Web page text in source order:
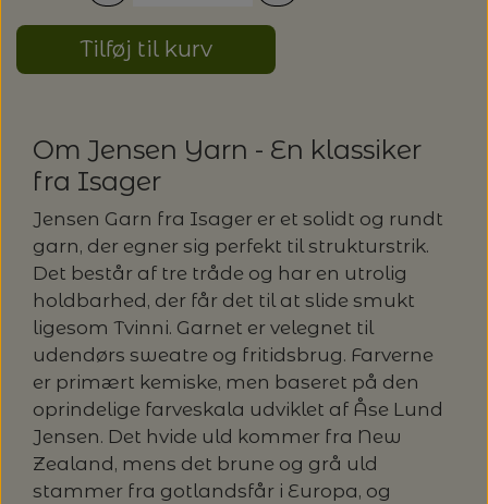
PASCUALI: NEPAL - SPAR 20%
POMP STITCH - BRODERI - SPAR 30-35%
PÅ ALLE KITS
SPAR 40% - GLERUPS STØVLER BØRN (STR.
19 - 23)
PERMIN: SPAR 30% PÅ ALLE
JULEBRODERIER
BALDYRE: UDVALGTE BRODERIER - SPAR
20%
LANG YARNS
RAUMA GARN
SOMMERGARN
LENE HOLME SAMSØE - LEKNIT
ODD ROW
OTHER LOOPS
PETITEKNIT
RAUMA
SUSIE HAUMANN
MASKESTOPPERE
MÅLEBÅND / PINDEMÅLERE
OPSKRIFTHOLDER FRA KNITPRO -
MAGMA
SAKSE
STRIKKE- OG SYNÅLE
SYTRÅD
Tilføj til kurv
Om Jensen Yarn - En klassiker
fra Isager
Jensen Garn fra Isager er et solidt og rundt
garn, der egner sig perfekt til strukturstrik.
Det består af tre tråde og har en utrolig
holdbarhed, der får det til at slide smukt
ligesom Tvinni. Garnet er velegnet til
udendørs sweatre og fritidsbrug. Farverne
er primært kemiske, men baseret på den
oprindelige farveskala udviklet af Åse Lund
Jensen. Det hvide uld kommer fra New
Zealand, mens det brune og grå uld
stammer fra gotlandsfår i Europa, og